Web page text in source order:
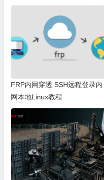
FRP内网穿透 SSH远程登录内
网本地Linux教程